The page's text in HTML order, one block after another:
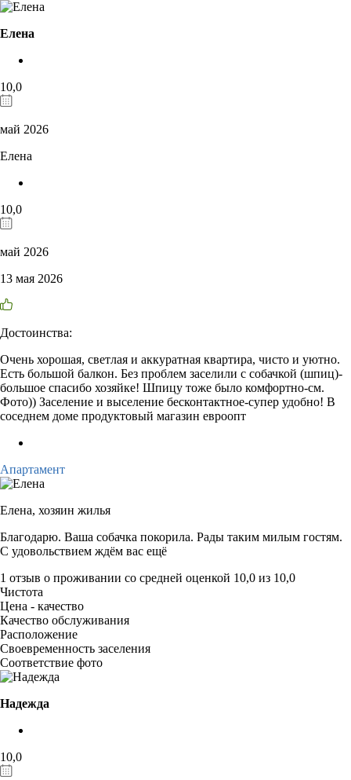
Елена
10,0
май 2026
Елена
10,0
май 2026
13 мая 2026
Достоинства:
Очень хорошая, светлая и аккуратная квартира, чисто и уютно.
Есть большой балкон. Без проблем заселили с собачкой (шпиц)-
большое спасибо хозяйке! Шпицу тоже было комфортно-см.
Фото)) Заселение и выселение бесконтактное-супер удобно! В
соседнем доме продуктовый магазин евроопт
Апартамент
Елена, хозяин жилья
Благодарю. Ваша собачка покорила. Рады таким милым гостям.
С удовольствием ждём вас ещё
1 отзыв о проживании со средней оценкой 10,0 из 10,0
Чистота
Цена - качество
Качество обслуживания
Расположение
Своевременность заселения
Соответствие фото
Надежда
10,0